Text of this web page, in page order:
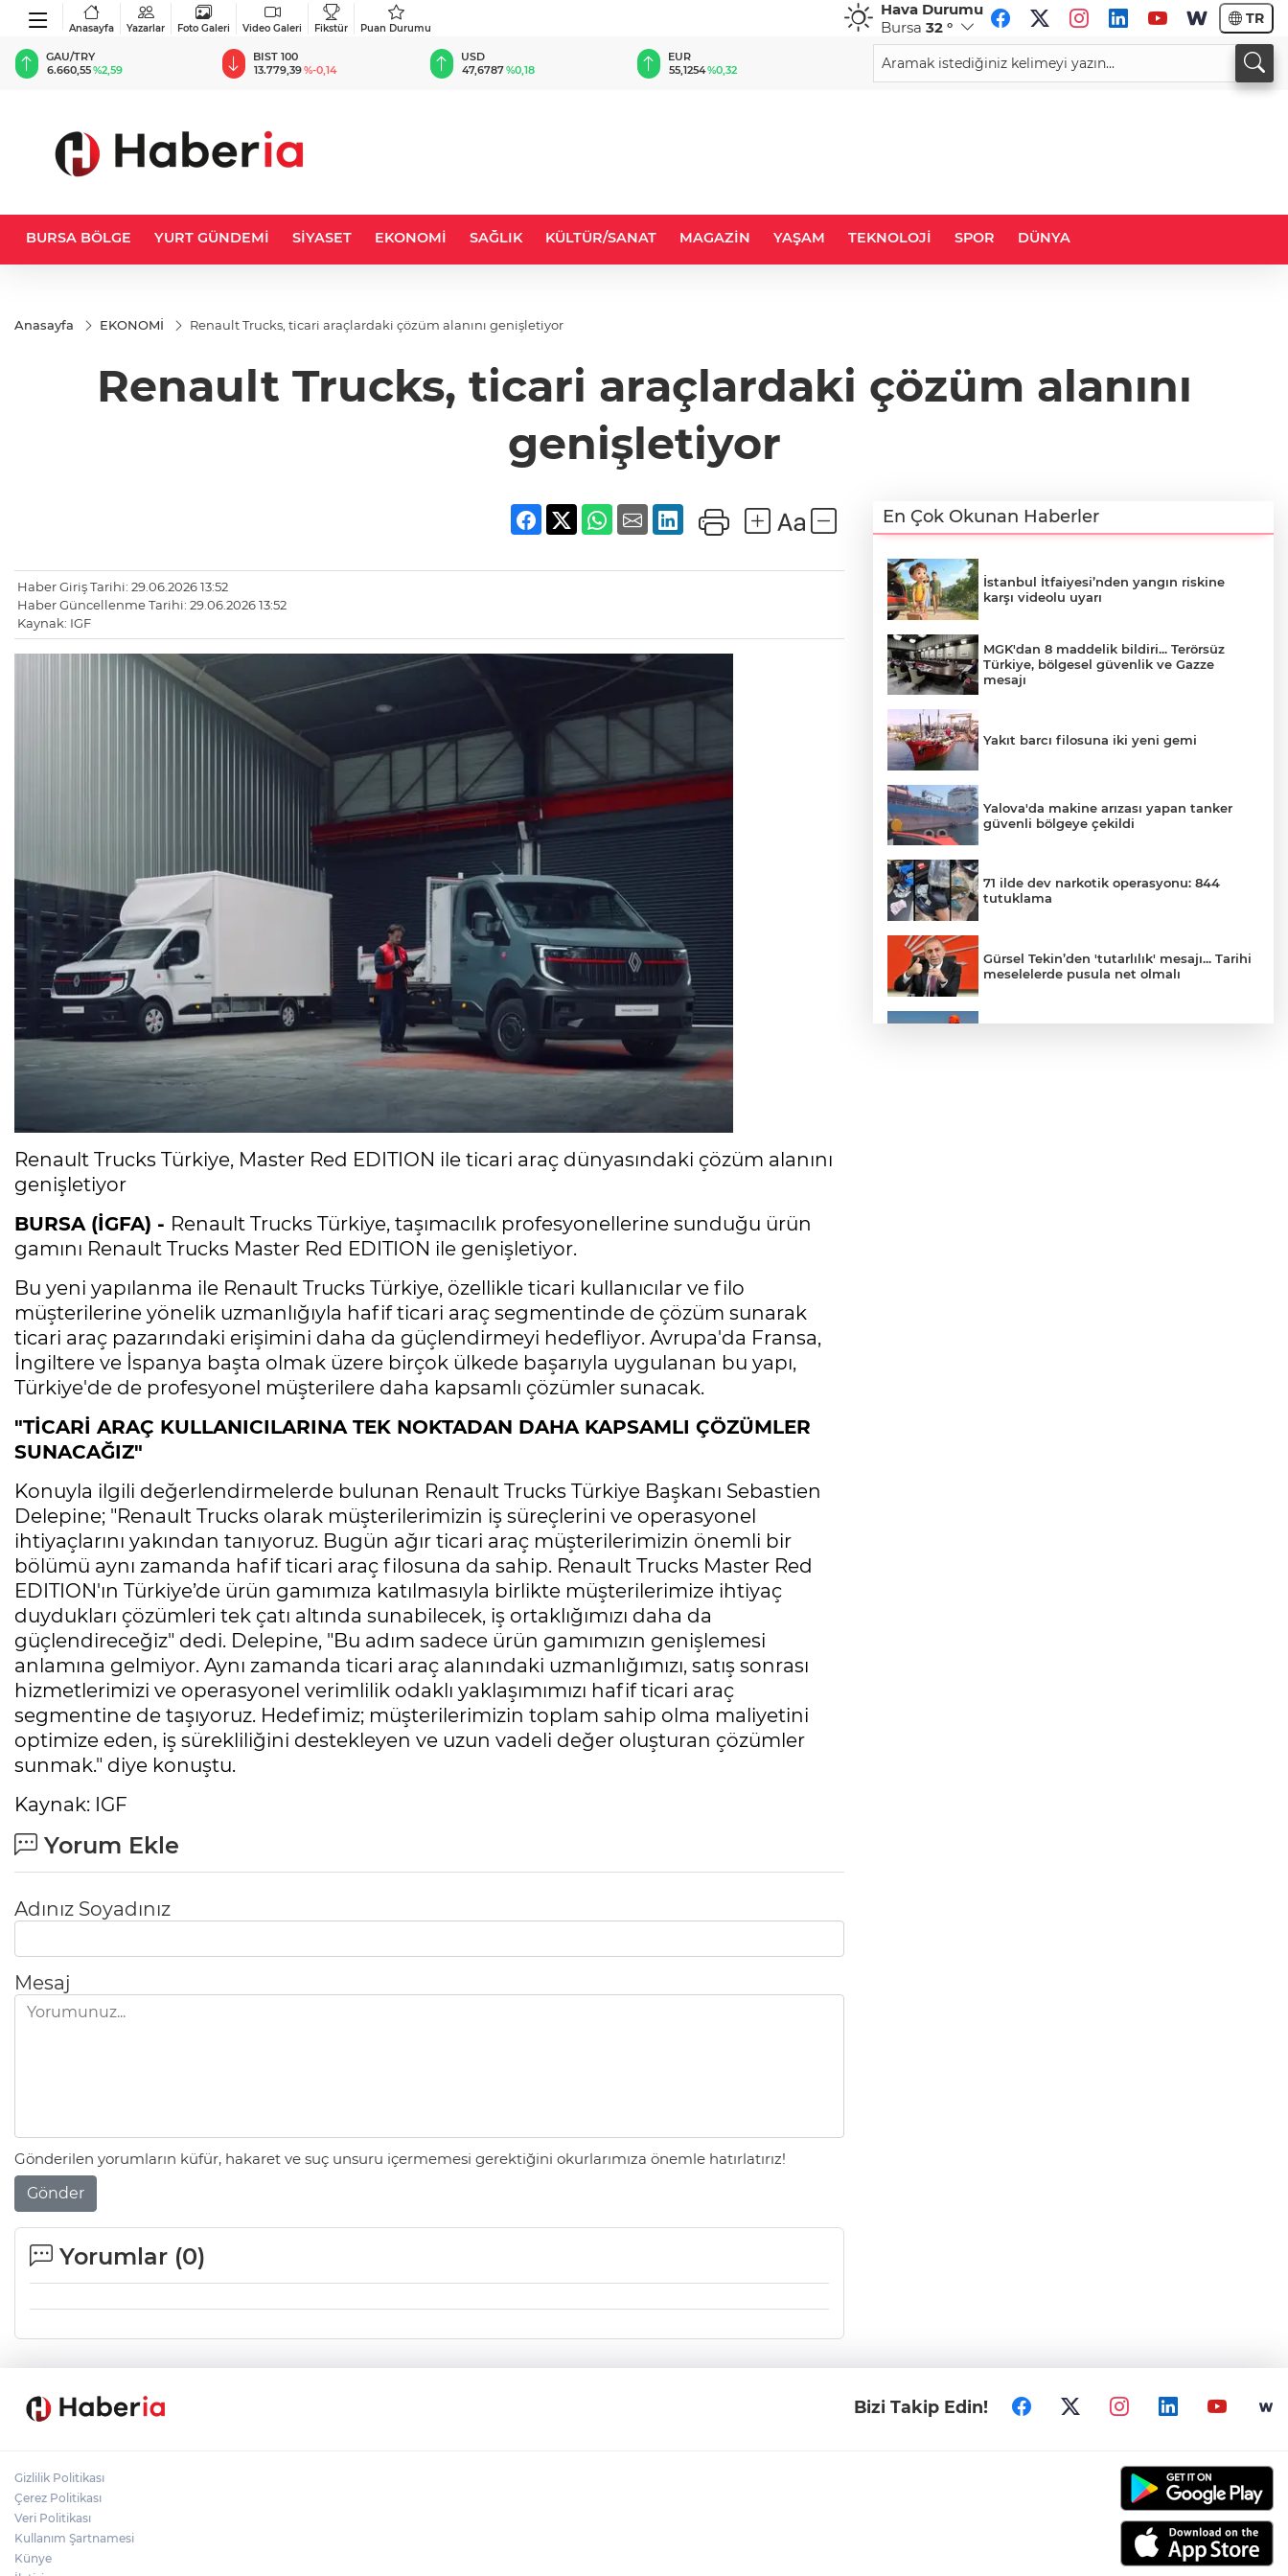
Anasayfa Yazarlar Foto Galeri Video Galeri Fikstür Puan Durumu
Hava Durumu
Bursa 32 ° TR
BIST 100
13.779,39%-0,14
USD
47,6787%0,18
EUR
55,1254%0,32
GBP
64,3468%0,38
CHF
59,0083%0,82
34,1883
BURSA BÖLGE YURT GÜNDEMİ SİYASET EKONOMİ SAĞLIK KÜLTÜR/SANAT MAGAZİN YAŞAM TEKNOLOJİ SPOR DÜNYA
Anasayfa EKONOMİ Renault Trucks, ticari araçlardaki çözüm alanını genişletiyor
Renault Trucks, ticari araçlardaki çözüm alanını
genişletiyor
Haber Giriş Tarihi: 29.06.2026 13:52
Haber Güncellenme Tarihi: 29.06.2026 13:52
Kaynak: IGF
Renault Trucks Türkiye, Master Red EDITION ile ticari araç dünyasındaki çözüm alanını
genişletiyor
BURSA (İGFA) - Renault Trucks Türkiye, taşımacılık profesyonellerine sunduğu ürün
gamını Renault Trucks Master Red EDITION ile genişletiyor.
Bu yeni yapılanma ile Renault Trucks Türkiye, özellikle ticari kullanıcılar ve filo
müşterilerine yönelik uzmanlığıyla hafif ticari araç segmentinde de çözüm sunarak
ticari araç pazarındaki erişimini daha da güçlendirmeyi hedefliyor. Avrupa'da Fransa,
İngiltere ve İspanya başta olmak üzere birçok ülkede başarıyla uygulanan bu yapı,
Türkiye'de de profesyonel müşterilere daha kapsamlı çözümler sunacak.
"TİCARİ ARAÇ KULLANICILARINA TEK NOKTADAN DAHA KAPSAMLI ÇÖZÜMLER
SUNACAĞIZ"
Konuyla ilgili değerlendirmelerde bulunan Renault Trucks Türkiye Başkanı Sebastien
Delepine; "Renault Trucks olarak müşterilerimizin iş süreçlerini ve operasyonel
ihtiyaçlarını yakından tanıyoruz. Bugün ağır ticari araç müşterilerimizin önemli bir
bölümü aynı zamanda hafif ticari araç filosuna da sahip. Renault Trucks Master Red
EDITION'ın Türkiye’de ürün gamımıza katılmasıyla birlikte müşterilerimize ihtiyaç
duydukları çözümleri tek çatı altında sunabilecek, iş ortaklığımızı daha da
güçlendireceğiz" dedi. Delepine, "Bu adım sadece ürün gamımızın genişlemesi
anlamına gelmiyor. Aynı zamanda ticari araç alanındaki uzmanlığımızı, satış sonrası
hizmetlerimizi ve operasyonel verimlilik odaklı yaklaşımımızı hafif ticari araç
segmentine de taşıyoruz. Hedefimiz; müşterilerimizin toplam sahip olma maliyetini
optimize eden, iş sürekliliğini destekleyen ve uzun vadeli değer oluşturan çözümler
sunmak." diye konuştu.
Kaynak: IGF
Yorum Ekle
Adınız Soyadınız
Mesaj
Gönderilen yorumların küfür, hakaret ve suç unsuru içermemesi gerektiğini okurlarımıza önemle hatırlatırız!
Gönder
Yorumlar (0)
En Çok Okunan Haberler
İstanbul İtfaiyesi’nden yangın riskine
karşı videolu uyarı
MGK'dan 8 maddelik bildiri... Terörsüz
Türkiye, bölgesel güvenlik ve Gazze
mesajı
Yakıt barcı filosuna iki yeni gemi
Yalova'da makine arızası yapan tanker
güvenli bölgeye çekildi
71 ilde dev narkotik operasyonu: 844
tutuklama
Gürsel Tekin’den 'tutarlılık' mesajı... Tarihi
meselelerde pusula net olmalı
Bizi Takip Edin!
Gizlilik Politikası
Çerez Politikası
Veri Politikası
Kullanım Şartnamesi
Künye